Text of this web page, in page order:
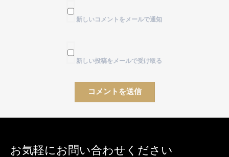
新しいコメントをメールで通知
新しい投稿をメールで受け取る
お気軽にお問い合わせください